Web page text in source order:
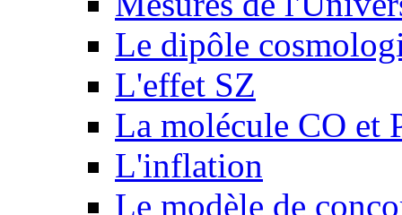
Le dipôle
L'effet SZ
La molécule CO et
L'inflation
Le modèle de